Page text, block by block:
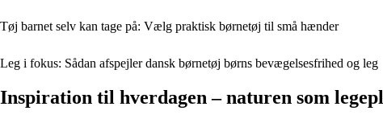
Tøj barnet selv kan tage på: Vælg praktisk børnetøj til små hænder
Leg i fokus: Sådan afspejler dansk børnetøj børns bevægelsesfrihed og leg
Inspiration til hverdagen – naturen som